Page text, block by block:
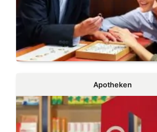
Apotheken